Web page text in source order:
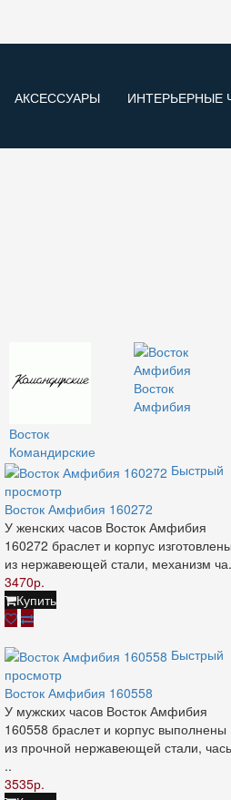
АКСЕССУАРЫ ИНТЕРЬЕРНЫЕ
Восток
Командирские
Восток
Амфибия
Быстрый
просмотр
Восток Амфибия 160272
У женских часов Восток Амфибия
160272 браслет и корпус изготовлены
из нержавеющей стали, механизм
3470р.
Купить
Быстрый
просмотр
Восток Амфибия 160558
У мужских часов Восток Амфибия
160558 браслет и корпус выполнены
из прочной нержавеющей стали,
..
3535р.